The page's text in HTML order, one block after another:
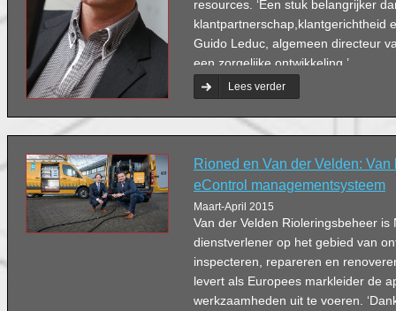
resources. ‘Een stuk belangrijker
klantpartnerschap,klantgerichtheid
Guido Leduc, algemeen directeur
een zorgelijke ontwikkeling.’
Lees verder
Rioned en Van der Velden: Van
eControl managementsysteem
Maart-April 2015
Van der Velden Rioleringsbeheer is
dienstverlener op het gebied van
inspecteren, repareren en
levert als Europees markleider de
werkzaamheden uit te voeren.